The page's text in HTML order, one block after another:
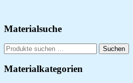
Seitenspalte
Materialsuche
Suchen
nach:
Suchen
Materialkategorien